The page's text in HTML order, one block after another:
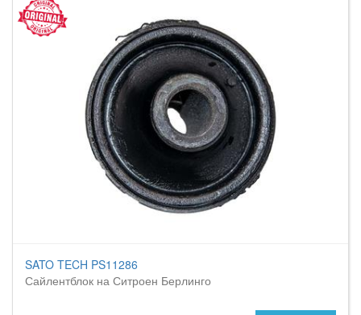
SATO TECH PS11286
Сайлентблок на Ситроен Берлинго